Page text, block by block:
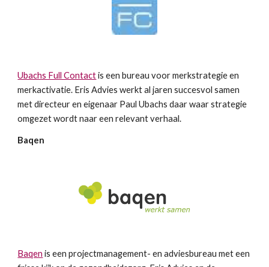
Ubachs Full Contact is een bureau voor merkstrategie en
merkactivatie. Eris Advies werkt al jaren succesvol samen
met directeur en eigenaar Paul Ubachs daar waar strategie
omgezet wordt naar een relevant verhaal.
Baqen
Baqen is een projectmanagement- en adviesbureau met een